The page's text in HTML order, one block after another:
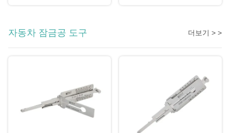
자동차 잠금공 도구 더보기 > >